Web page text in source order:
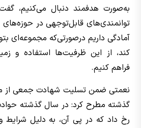
به‌صورت هدفمند دنبال می‌کنیم،
توانمندی‌های قابل‌توجهی در
آمادگی داریم درصورتی‌که مجموعه‌ای
کند، از این ظرفیت‌ها استفاده و
فراهم کنیم.
نعمتی ضمن تسلیت شهادت جمعی از
گذشته مطرح کرد: در سال گذشته
رخ داد که در پی آن، به دلیل شرایط